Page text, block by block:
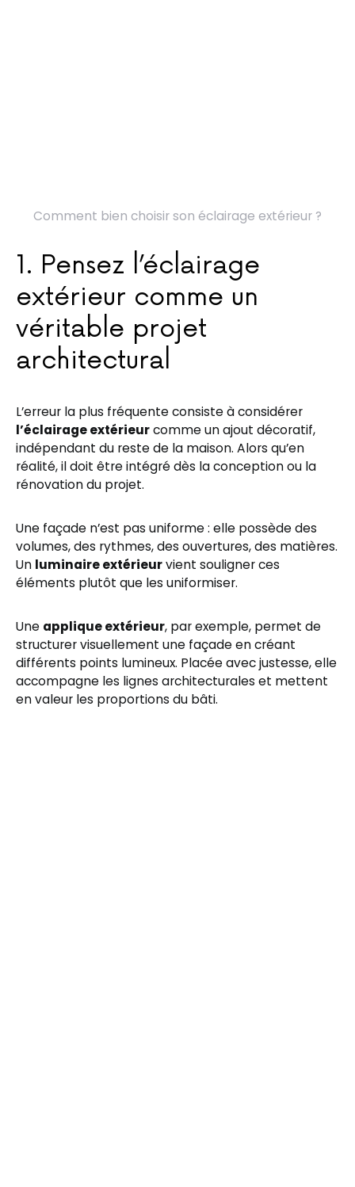
Comment bien choisir son éclairage extérieur ?
1. Pensez l’éclairage
extérieur comme un
véritable projet
architectural
L’erreur la plus fréquente consiste à considérer
l’éclairage extérieurcomme un ajout décoratif,
indépendant du reste de la maison. Alors qu’en
réalité, il doit être intégré dès la conception ou la
rénovation du projet.
Une façade n’est pas uniforme : elle possède des
volumes, des rythmes, des ouvertures, des matières.
Un luminaire extérieurvient souligner ces
éléments plutôt que les uniformiser.
Une applique extérieur, par exemple, permet de
structurer visuellement une façade en créant
différents points lumineux. Placée avec justesse, elle
accompagne les lignes architecturales et mettent
en valeur les proportions du bâti.